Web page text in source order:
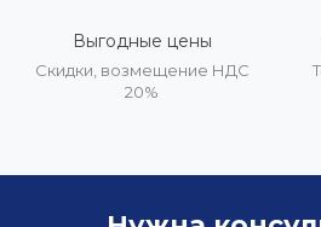
Выгодные цены
Скидки, возмещение НДС
20%